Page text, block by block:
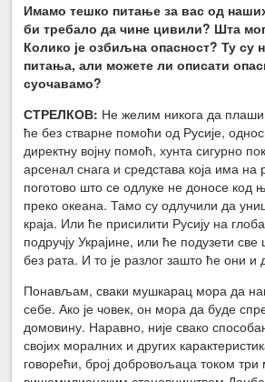
Имамо тешко питање за вас од
би требало да чине цивили? Шта
Колико је озбиљна опасност? Ту су
питања, али можете ли описати
суочавамо?
СТРЕЛКОВ: Не желим никога да
ће без стварне помоћи од Русије,
директну војну помоћ, хунта сигурно
арсенал снага и средстава која има на
поготово што се одлуке не доносе код
преко океана. Тамо су одлучили да
краја. Или ће присилити Русију на
подручју Украјине, или ће подузети све
без рата. И то је разлог зашто ће они
Понављам, сваки мушкарац мора да
себе. Ако је човек, он мора да буде
домовину. Наравно, није свако
својих моралних и других
говорећи, број добровољаца током